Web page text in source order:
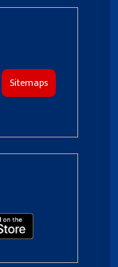
Sitemaps